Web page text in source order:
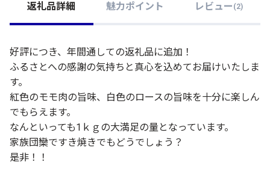
返礼品詳細 魅力ポイント レビュー (2)
好評につき、年間通しての返礼品に追加！
ふるさとへの感謝の気持ちと真心を込めてお届けいたしま
す。
紅色のモモ肉の旨味、白色のロースの旨味を十分に楽しん
でもらえます。
なんといっても1ｋｇの大満足の量となっています。
家族団欒ですき焼きでもどうでしょう？
是非！！